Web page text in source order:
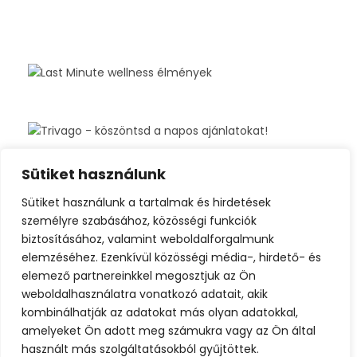
Sütiket használunk
Sütiket használunk a tartalmak és hirdetések
személyre szabásához, közösségi funkciók
biztosításához, valamint weboldalforgalmunk
elemzéséhez. Ezenkívül közösségi média-, hirdető- és
elemező partnereinkkel megosztjuk az Ön
weboldalhasználatra vonatkozó adatait, akik
kombinálhatják az adatokat más olyan adatokkal,
amelyeket Ön adott meg számukra vagy az Ön által
használt más szolgáltatásokból gyűjtöttek.